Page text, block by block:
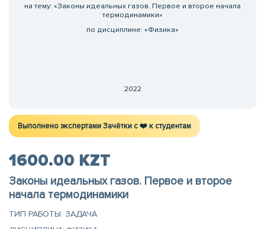
на тему: «Законы идеальных газов. Первое и второе начала
термодинамики»
по дисциплине: «Физика»
2022
Выполнено экспертами Зачётки c ❤️ к студентам
1600.00 KZT
Законы идеальных газов. Первое и второе
начала термодинамики
ТИП РАБОТЫ: ЗАДАЧА